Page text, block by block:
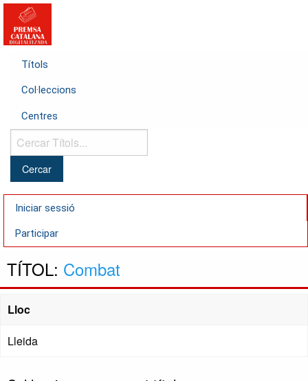
Títols
Col·leccions
Centres
Cercar
Títols...
Iniciar sessió
Participar
TÍTOL: Combat
Lloc
Lleida